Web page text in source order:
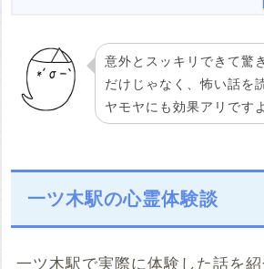
意外とスッキリできて驚
だけじゃなく、怖い話を
ヤモヤにも効果アリですよ
一ツ木駅の心霊体験談
一ツ木駅で実際に体験した話を紹